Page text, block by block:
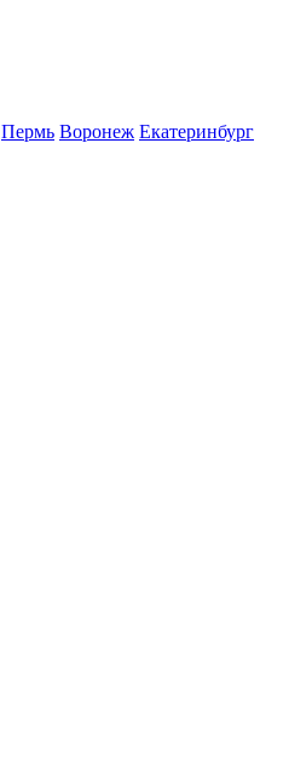
Пермь Воронеж Екатеринбург